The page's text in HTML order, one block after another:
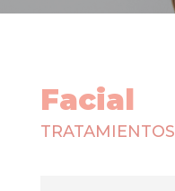
Facial
TRATAMIENTOS